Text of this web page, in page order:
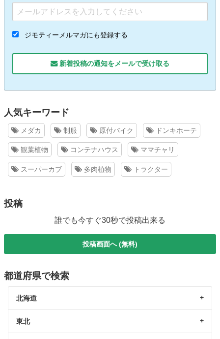
ジモティーメルマガにも登録する
新着投稿の通知をメールで受け取る
人気キーワード
メダカ 制服 原付バイク ドンキホーテ
観葉植物 コンテナハウス ママチャリ
スーパーカブ 多肉植物 トラクター
投稿
誰でも今すぐ30秒で投稿出来る
投稿画面へ (無料)
都道府県で検索
北海道
東北